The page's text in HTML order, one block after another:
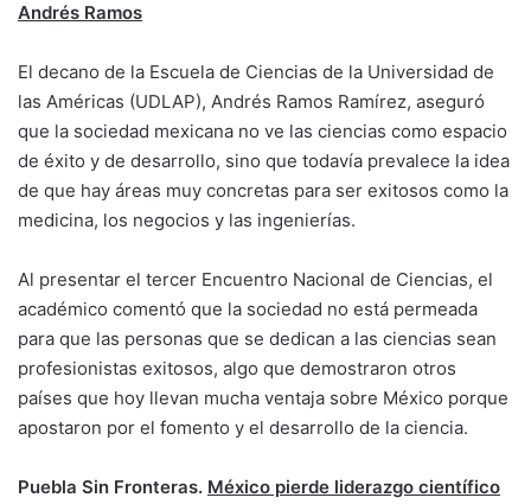
Andrés Ramos
El decano de la Escuela de Ciencias de la Universidad de
las Américas (UDLAP), Andrés Ramos Ramírez, aseguró
que la sociedad mexicana no ve las ciencias como espacio
de éxito y de desarrollo, sino que todavía prevalece la idea
de que hay áreas muy concretas para ser exitosos como la
medicina, los negocios y las ingenierías.
Al presentar el tercer Encuentro Nacional de Ciencias, el
académico comentó que la sociedad no está permeada
para que las personas que se dedican a las ciencias sean
profesionistas exitosos, algo que demostraron otros
países que hoy llevan mucha ventaja sobre México porque
apostaron por el fomento y el desarrollo de la ciencia.
Puebla Sin Fronteras. México pierde liderazgo científico